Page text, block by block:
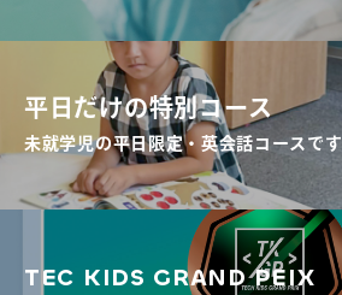
平日だけの特別コース
未就学児の平日限定・英会話コースです
TEC KIDS GRAND PEIX